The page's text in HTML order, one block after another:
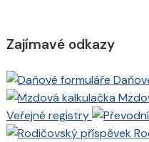
Zajímavé odkazy
Veřejné registry